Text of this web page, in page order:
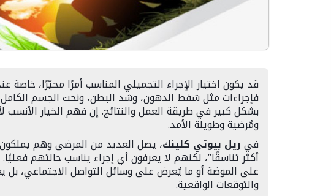
قد يكون اختيار الإجراء التجميلي المناسب أمرًا محيّرًا،
فإجراءات مثل شفط الدهون، وشد البطن، ونحت الجسم
بشكل كبير في طريقة العمل والنتائج. إن فهم الخيار
ومُرضية وطويلة الأمد.
فيريل بيوتي كلينك، يصل العديد من المرضى وهم يملكون
أكثر تناسقًا”، لكنهم لا يعرفون أي إجراء يناسب حالتهم
على الموضة أو ما يُعرض على وسائل التواصل الاجتماعي، بل
والتوقعات الواقعية.